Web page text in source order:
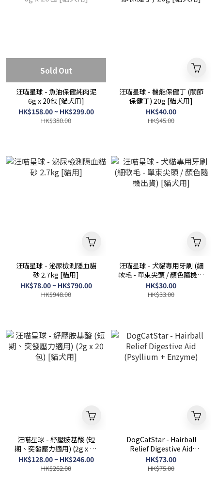
Sold Out
汪喵星球 - 魚油保健純肉泥
6g x 20包 [貓犬用]
HK$158.00 ~ HK$299.00
HK$380.00
汪喵星球 - 機能保健丁 (關節
保健丁) 20g [貓犬用]
HK$40.00
HK$45.00
汪喵星球 - 泌尿檢測隱血貓
砂 2.7kg [貓用]
HK$78.00 ~ HK$790.00
HK$948.00
汪喵星球 - 犬貓專用牙刷 (細
軟毛 - 單束尖頭 / 顏色隨機出
貨) [貓犬用]
HK$30.00
HK$33.00
汪喵星球 - 紓壓胺基酸 (短
期、突發壓力適用) (2g x 20
包) [貓犬用]
HK$128.00 ~ HK$246.00
HK$262.00
DogCatStar - Hairball
Relief Digestive Aid
(Psyllium + Enzyme)
HK$73.00
HK$75.00